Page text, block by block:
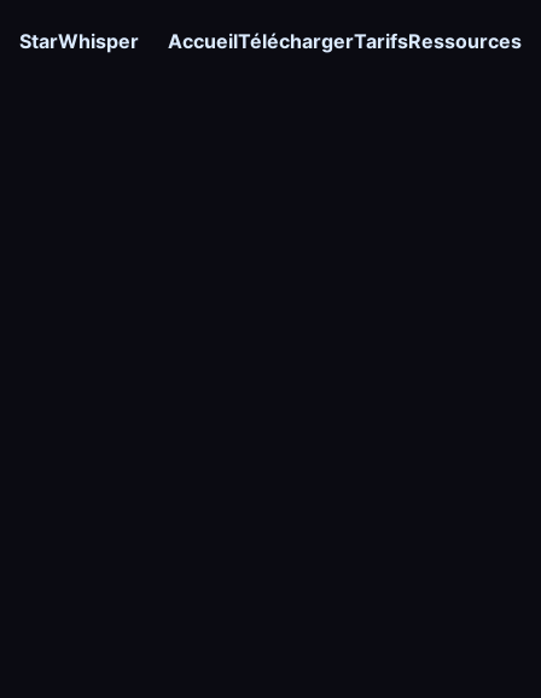
StarWhisper AccueilTéléchargerTarifsRessources